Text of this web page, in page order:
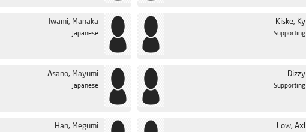
Iwami, Manaka
Japanese
Kiske, Ky
Supporting
Asano, Mayumi
Japanese
Dizzy
Supporting
Han, Megumi Low, Axl